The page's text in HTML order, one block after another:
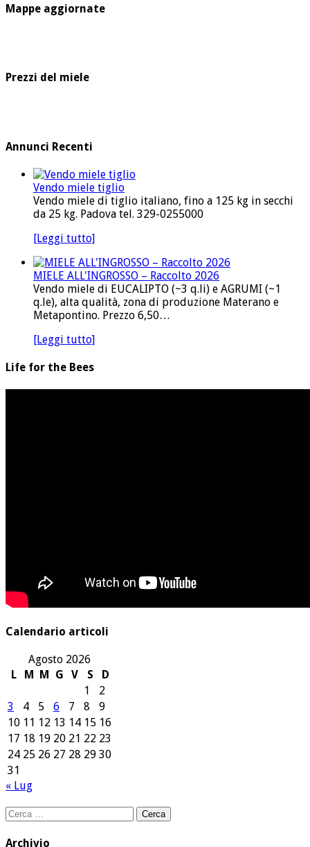
Mappe aggiornate
Prezzi del miele
Annunci Recenti
Vendo miele tiglio
Vendo miele di tiglio italiano, fino a 125 kg in secchi
da 25 kg. Padova tel. 329-0255000
[Leggi tutto]
MIELE ALL'INGROSSO – Raccolto 2026
Vendo miele di EUCALIPTO (~3 q.li) e AGRUMI (~1
q.le), alta qualità, zona di produzione Materano e
Metapontino. Prezzo 6,50…
[Leggi tutto]
Life for the Bees
Calendario articoli
Agosto 2026
L
M M G V S
D
1
2
3
4 5 6 7 8
9
10 11 12 13 14 15 16
17 18 19 20 21 22 23
24 25 26 27 28 29 30
31
« Lug
Ricerca
Archivio